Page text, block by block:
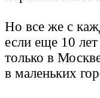
Но все же с
если еще 10
только в
в маленьких